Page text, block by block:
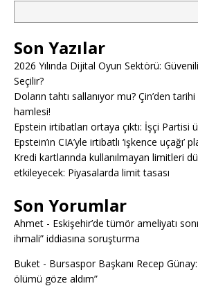
Son Yazılar
2026 Yılında Dijital Oyun Sektörü:
Seçilir?
Doların tahtı sallanıyor mu? Çin’den
hamlesi!
Epstein irtibatları ortaya çıktı: İşçi Partisi
Epstein’ın CIA’yle irtibatlı ‘işkence uçağı’
Kredi kartlarında kullanılmayan limitleri
etkileyecek: Piyasalarda limit tasası
Son Yorumlar
Ahmet - Eskişehir’de tümör ameliyatı
ihmali” iddiasına soruşturma
Buket - Bursaspor Başkanı Recep
ölümü göze aldım”